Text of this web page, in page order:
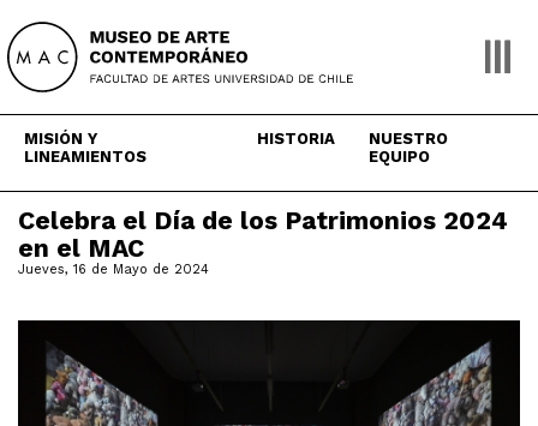
content
MISIÓN Y
LINEAMIENTOS
HISTORIA
NUESTRO
EQUIPO
Celebra el Día de los Patrimonios 2024
en el MAC
Jueves, 16 de Mayo de 2024